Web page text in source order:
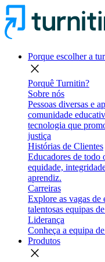
Porque escolher a
close
Porquê Turnitin?
Sobre nós
Pessoas diversas e
comunidade
tecnologia que
justiça
Histórias de Clientes
Educadores de todo
equidade,
aprendiz.
Carreiras
Explore as vagas de
talentosas equipas
Liderança
Conheça a equipa
Produtos
close